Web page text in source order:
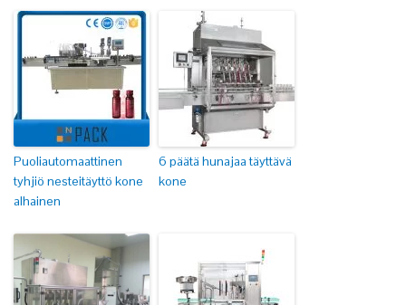
Puoliautomaattinen
tyhjiö nesteitäyttö kone
alhainen
6 päätä hunajaa täyttävä
kone